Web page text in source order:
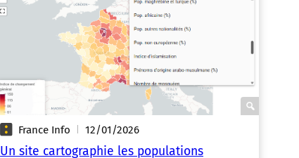
France Info 12/01/2026
Un site cartographie les populations